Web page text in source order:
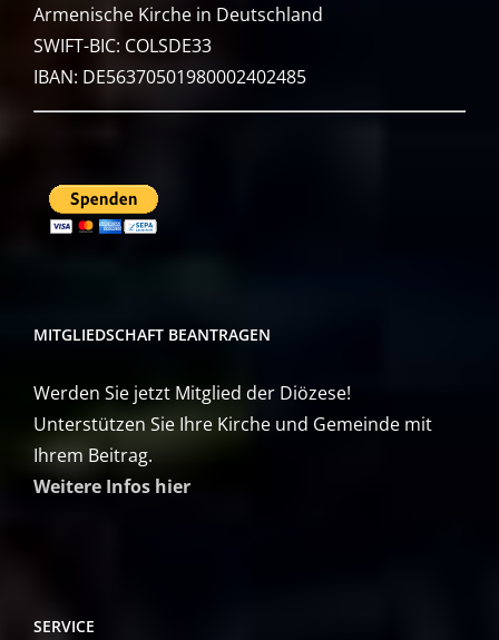
Armenische Kirche in Deutschland
SWIFT-BIC: COLSDE33
IBAN: DE56370501980002402485
MITGLIEDSCHAFT BEANTRAGEN
Werden Sie jetzt Mitglied der Diözese!
Unterstützen Sie Ihre Kirche und Gemeinde mit
Ihrem Beitrag.
Weitere Infos hier
SERVICE